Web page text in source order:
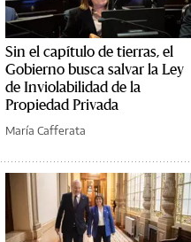
Sin el capítulo de tierras, el
Gobierno busca salvar la Ley
de Inviolabilidad de la
Propiedad Privada
María Cafferata